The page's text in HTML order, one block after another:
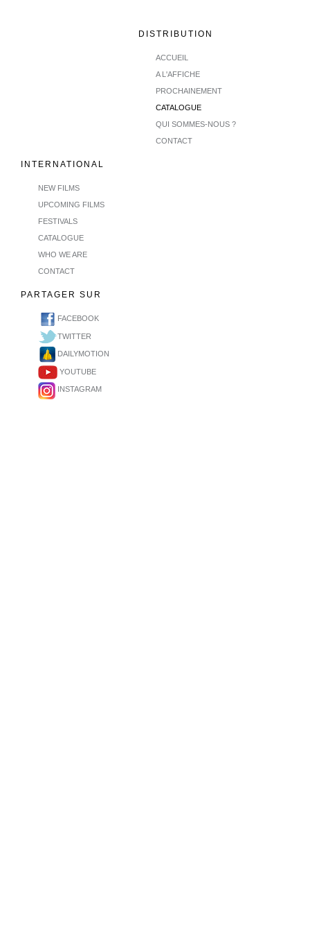
DISTRIBUTION
ACCUEIL
A L'AFFICHE
PROCHAINEMENT
CATALOGUE
QUI SOMMES-NOUS ?
CONTACT
INTERNATIONAL
NEW FILMS
UPCOMING FILMS
FESTIVALS
CATALOGUE
WHO WE ARE
CONTACT
PARTAGER SUR
FACEBOOK
TWITTER
DAILYMOTION
YOUTUBE
INSTAGRAM